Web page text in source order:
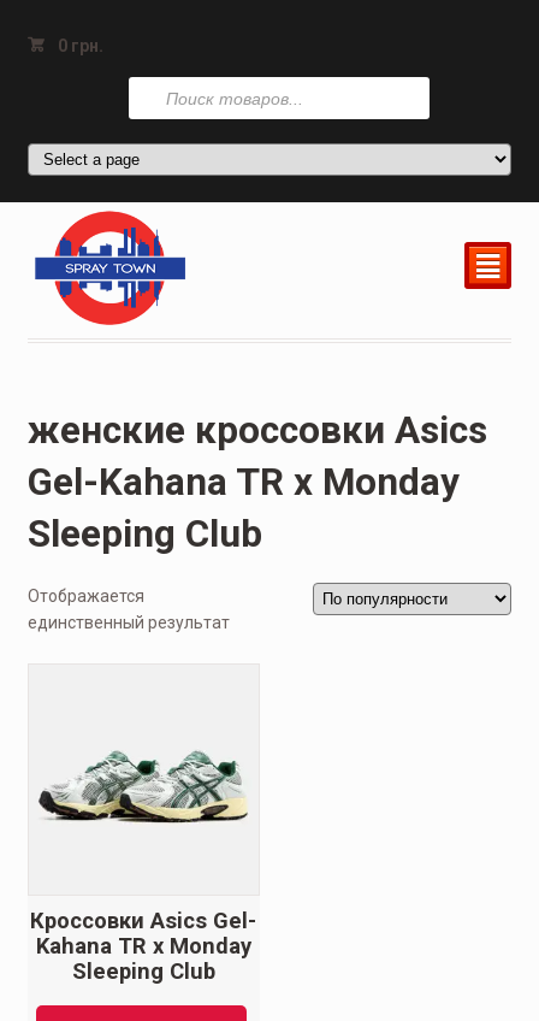
0 грн.
Поиск
товаров
²
женские кроссовки Asics
Gel-Kahana TR x Monday
Sleeping Club
Отображается
единственный результат
Кроссовки Asics Gel-
Kahana TR x Monday
Sleeping Club